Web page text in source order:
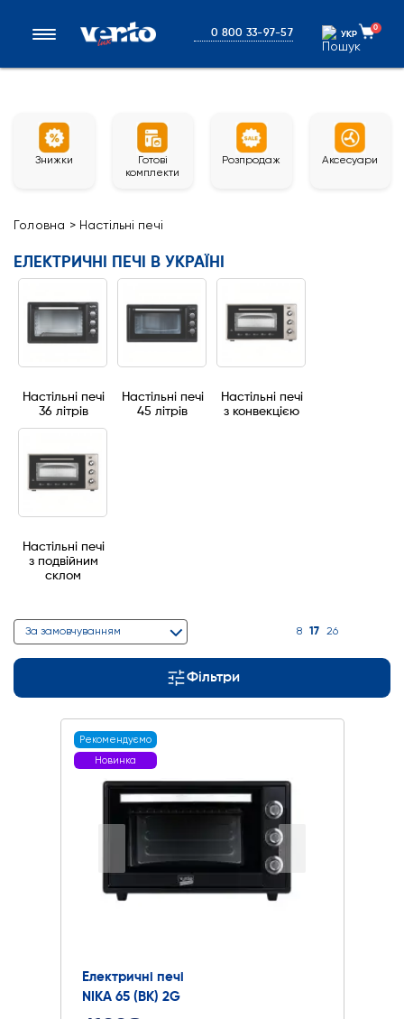
0 800 33-97-57 УКР
УКР
0
Знижки
Готові
комплекти
Розпродаж Аксесуари
Головна > Настільні печі
ЕЛЕКТРИЧНІ ПЕЧІ В УКРАЇНІ
Настільні печі
36 літрів
Настільні печі
45 літрів
Настільні печі
з конвекцією
Настільні печі
з подвійним
склом
За замовчуванням 8 17 26
Фільтри
Рекомендуємо
Новинка
Електричні печі
NIKA 65 (BK) 2G